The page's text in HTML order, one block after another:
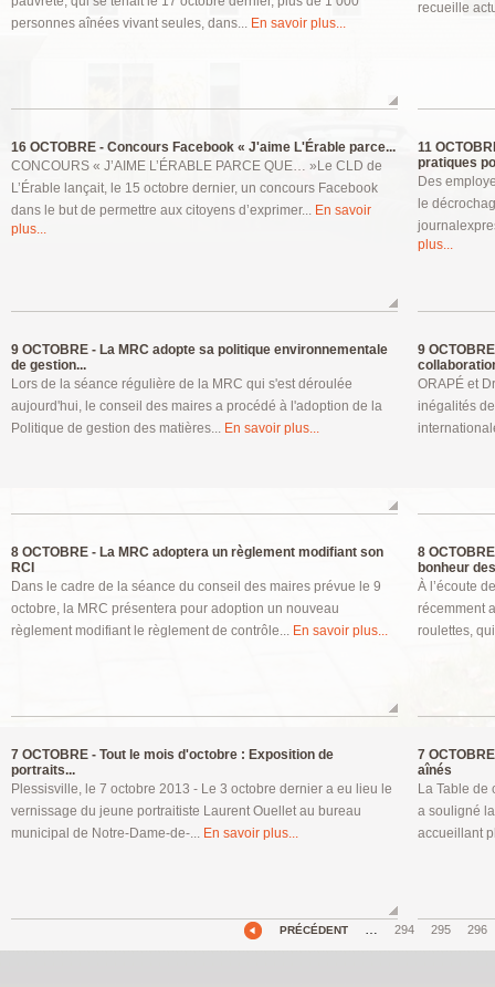
personnes aînées vivant seules, dans... En savoir plus...
recueille
16 OCTOBRE - Concours Facebook « J'aime L'Érable parce...
CONCOURS « J’AIME L’ÉRABLE PARCE QUE… »Le CLD de
L’Érable lançait, le 15 octobre dernier, un concours Facebook
dans le but de permettre aux citoyens d’exprimer... En savoir
plus...
11
pratiques
Des
le
plus...
9 OCTOBRE - La MRC adopte sa politique environnementale
de gestion...
Lors de la séance régulière de la MRC qui s'est déroulée
aujourd'hui, le conseil des maires a procédé à l'adoption de la
Politique de gestion des matières... En savoir plus...
9
ORAPÉ et
inégalités
8 OCTOBRE - La MRC adoptera un règlement modifiant son
RCI
Dans le cadre de la séance du conseil des maires prévue le 9
octobre, la MRC présentera pour adoption un nouveau
règlement modifiant le règlement de contrôle... En savoir plus...
8
bonheur
À l’écoute
récemment
roulettes,
7 OCTOBRE - Tout le mois d'octobre : Exposition de
portraits...
Plessisville, le 7 octobre 2013 - Le 3 octobre dernier a eu lieu le
vernissage du jeune portraitiste Laurent Ouellet au bureau
municipal de Notre-Dame-de-... En savoir plus...
7
aînés
La Table de
a souligné
accueillant
PRÉCÉDENT … 294 295 296